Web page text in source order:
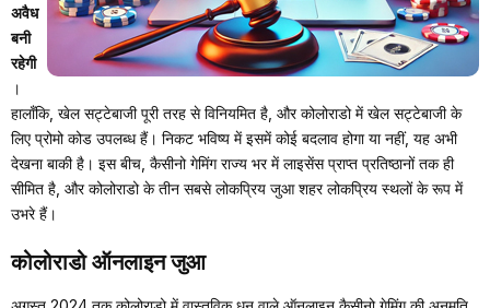
अवैध
बनी
रहेगी
।
हालाँकि, खेल सट्टेबाजी पूरी तरह से विनियमित है, और कोलोराडो में खेल सट्टेबाजी के
लिए प्रोमो कोड उपलब्ध हैं। निकट भविष्य में इसमें कोई बदलाव होगा या नहीं, यह अभी
देखना बाकी है। इस बीच, कैसीनो गेमिंग राज्य भर में लाइसेंस प्राप्त प्रतिष्ठानों तक ही
सीमित है, और कोलोराडो के तीन सबसे लोकप्रिय जुआ शहर लोकप्रिय स्थलों के रूप में
उभरे हैं।
कोलोराडो ऑनलाइन जुआ